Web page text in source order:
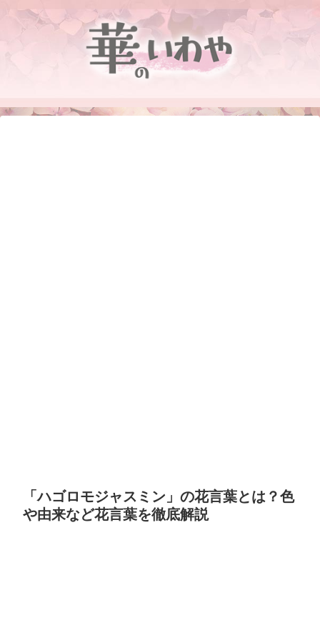
「ハゴロモジャスミン」の花言葉とは？色
や由来など花言葉を徹底解説